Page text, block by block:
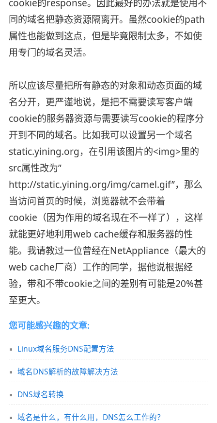
cookie的response。因此最好的办法就是使用不
同的域名把静态资源隔离开。虽然cookie的path
属性也能做到这点，但是毕竟限制太多，不如使
用专门的域名灵活。
所以应该尽量把所有静态的对象和动态页面的域
名分开，更严谨地说，是把不需要读写客户端
cookie的服务器资源与需要读写cookie的程序分
开到不同的域名。比如我可以设置另一个域名
static.yining.org，在引用该图片的<img>里的
src属性改为”
http://static.yining.org/img/camel.gif”，那么
当访问首页的时候，浏览器就不会带着
cookie（因为作用的域名现在不一样了），这样
就能更好地利用web cache缓存和服务器的性
能。我请教过一位曾经在NetAppliance（最大的
web cache厂商）工作的同学，据他说根据经
验，带和不带cookie之间的差别有可能是20%甚
至更大。
您可能感兴趣的文章:
Linux域名服务DNS配置方法
域名DNS解析的故障解决方法
DNS域名转换
域名是什么，有什么用，DNS怎么工作的？